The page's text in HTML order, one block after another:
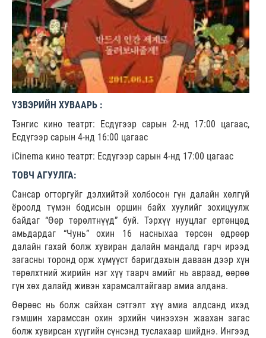
ҮЗВЭРИЙН ХУВААРЬ :
Тэнгис кино театрт: Есдүгээр сарын 2-нд 17:00 цагаас,
Есдүгээр сарын 4-нд 16:00 цагаас
iCinema кино театрт: Есдүгээр сарын 4-нд 17:00 цагаас
ТОВЧ АГУУЛГА:
Сансар огторгуйг дэлхийтэй холбосон гүн далайн хөлгүй
ёроолд түмэн бодисын оршин байх хуулийг зохицуулж
байдаг “Өөр төрөлтнүүд” буй. Тэрхүү нууцлаг ертөнцөд
амьдардаг “Чунь” охин 16 насныхаа төрсөн өдрөөр
далайн гахай болж хувиран далайн мандалд гарч ирээд
загасны торонд орж хүмүүст баригдахын даваан дээр хүн
төрөлхтний жирийн нэг хүү таарч амийг нь авраад, өөрөө
гүн хөх далайд живэн харамсалтайгаар амиа алдана.
Өөрөөс нь болж сайхан сэтгэлт хүү амиа алдсанд ихэд
гэмшин харамссан охин эрхийн чинээхэн жаахан загас
болж хувирсан хүүгийн сүнсэнд туслахаар шийднэ. Ингээд